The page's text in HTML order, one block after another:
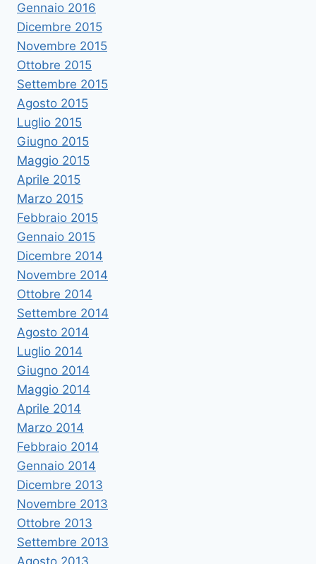
Gennaio 2016
Dicembre 2015
Novembre 2015
Ottobre 2015
Settembre 2015
Agosto 2015
Luglio 2015
Giugno 2015
Maggio 2015
Aprile 2015
Marzo 2015
Febbraio 2015
Gennaio 2015
Dicembre 2014
Novembre 2014
Ottobre 2014
Settembre 2014
Agosto 2014
Luglio 2014
Giugno 2014
Maggio 2014
Aprile 2014
Marzo 2014
Febbraio 2014
Gennaio 2014
Dicembre 2013
Novembre 2013
Ottobre 2013
Settembre 2013